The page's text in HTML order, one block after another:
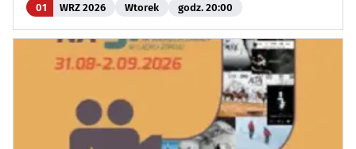
01 WRZ 2026 Wtorek godz. 20:00